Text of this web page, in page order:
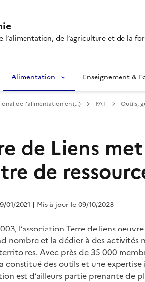
l’alimentation, de l’agriculture et de la
Alimentation Enseignement &
de l’alimentation en (…) PAT Outils,
de Liens
de
01/2021 | Mis à jour le 09/10/2023
l’association Terre de liens
nombre et la dédier à des activités
Avec près de 35 000
constitué des outils et une
est d’ailleurs partie prenante de